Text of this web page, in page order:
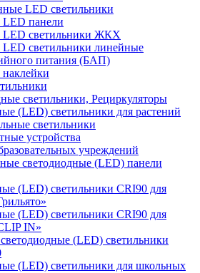
LED светильники
панели
LED светильники ЖКХ
светильники линейные
питания (БАП)
светильники, Рециркуляторы
(LED) светильники для растений
светильники
устройства
учреждений
светодиодные (LED) панели
(LED) светильники CRI90 для
(LED) светильники CRI90 для
IN»
(LED) светильники
(LED) светильники для школьных